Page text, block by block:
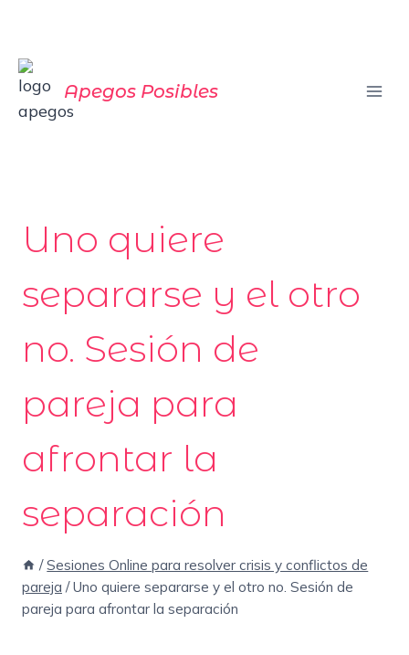
contenido
Apegos Posibles
Uno quiere
separarse y el otro
no. Sesión de
pareja para
afrontar la
separación
/ Sesiones Online para resolver crisis y conflictos de
pareja / Uno quiere separarse y el otro no. Sesión de
pareja para afrontar la separación